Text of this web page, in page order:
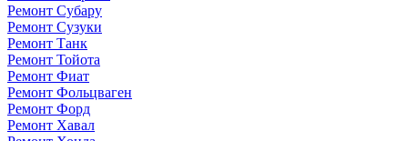
Ремонт Субару
Ремонт Сузуки
Ремонт Танк
Ремонт Тойота
Ремонт Фиат
Ремонт Фольцваген
Ремонт Форд
Ремонт Хавал